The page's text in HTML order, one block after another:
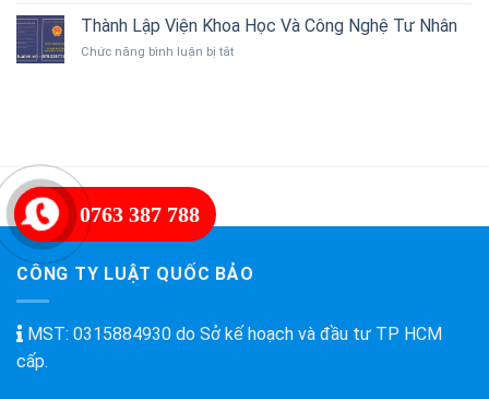
Tín
trẻ
đình
Tiếp
Thị
Trung
Thành Lập Viện Khoa Học Và Công Nghệ Tư Nhân
Chức năng bình luận bị tắtở
CÔNG TY LUẬT QUỐC BẢO
MST: 0315884930 do Sở kế hoạch và đầu tư TP HCM
cấp.
0763 387 788